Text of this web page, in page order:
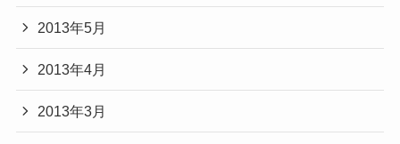
2013年5月
2013年4月
2013年3月